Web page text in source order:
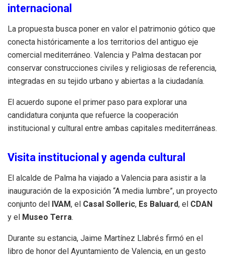
internacional
La propuesta busca poner en valor el patrimonio gótico que
conecta históricamente a los territorios del antiguo eje
comercial mediterráneo. Valencia y Palma destacan por
conservar construcciones civiles y religiosas de referencia,
integradas en su tejido urbano y abiertas a la ciudadanía.
El acuerdo supone el primer paso para explorar una
candidatura conjunta que refuerce la cooperación
institucional y cultural entre ambas capitales mediterráneas.
Visita institucional y agenda cultural
El alcalde de Palma ha viajado a Valencia para asistir a la
inauguración de la exposición “A media lumbre”, un proyecto
conjunto del IVAM, el Casal Solleric, Es Baluard, el CDAN
y el Museo Terra.
Durante su estancia, Jaime Martínez Llabrés firmó en el
libro de honor del Ayuntamiento de Valencia, en un gesto